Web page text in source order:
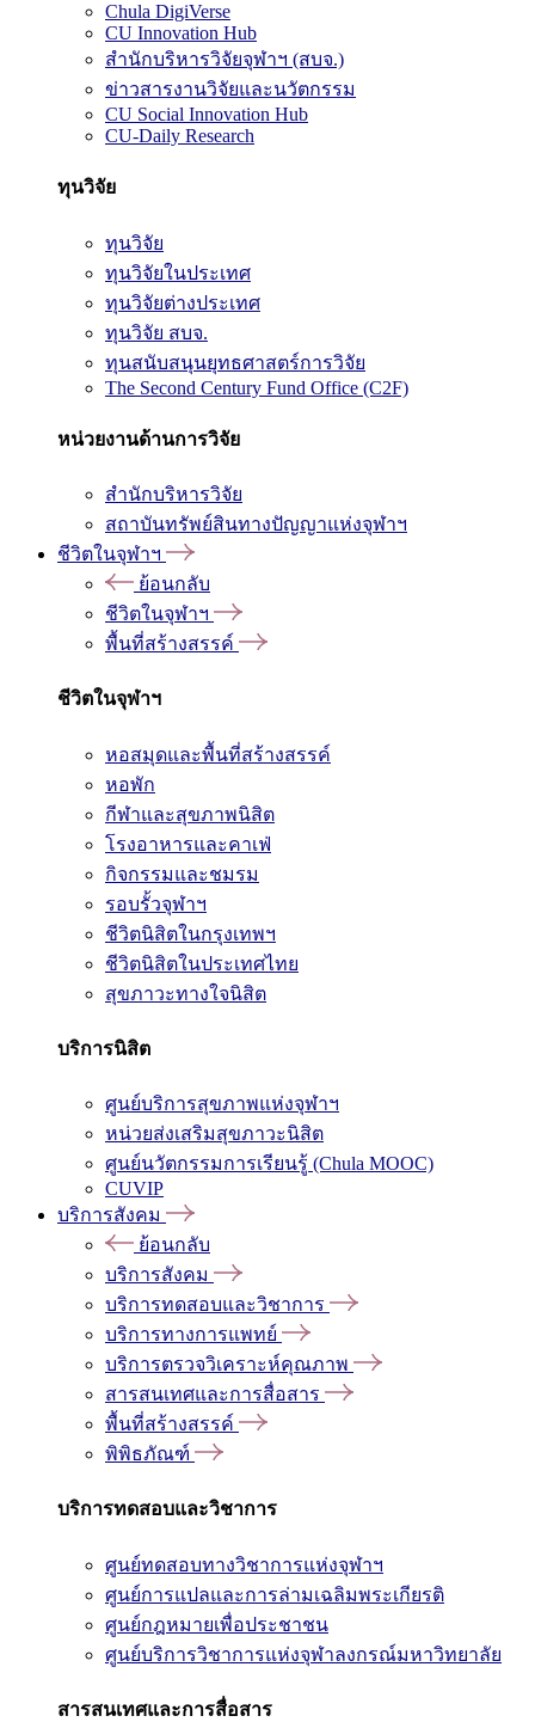
Chula DigiVerse
CU Innovation Hub
สำนักบริหารวิจัยจุฬาฯ (สบจ.)
ข่าวสารงานวิจัยและนวัตกรรม
CU Social Innovation Hub
CU-Daily Research
ทุนวิจัย
ทุนวิจัย
ทุนวิจัยในประเทศ
ทุนวิจัยต่างประเทศ
ทุนวิจัย สบจ.
ทุนสนับสนุนยุทธศาสตร์การวิจัย
The Second Century Fund Office (C2F)
หน่วยงานด้านการวิจัย
สำนักบริหารวิจัย
สถาบันทรัพย์สินทางปัญญาแห่งจุฬาฯ
ชีวิตในจุฬาฯ
ย้อนกลับ
ชีวิตในจุฬาฯ
พื้นที่สร้างสรรค์
ชีวิตในจุฬาฯ
หอสมุดและพื้นที่สร้างสรรค์
หอพัก
กีฬาและสุขภาพนิสิต
โรงอาหารและคาเฟ่
กิจกรรมและชมรม
รอบรั้วจุฬาฯ
ชีวิตนิสิตในกรุงเทพฯ
ชีวิตนิสิตในประเทศไทย
สุขภาวะทางใจนิสิต
บริการนิสิต
ศูนย์บริการสุขภาพแห่งจุฬาฯ
หน่วยส่งเสริมสุขภาวะนิสิต
ศูนย์นวัตกรรมการเรียนรู้ (Chula MOOC)
CUVIP
บริการสังคม
ย้อนกลับ
บริการสังคม
บริการทดสอบและวิชาการ
บริการทางการแพทย์
บริการตรวจวิเคราะห์คุณภาพ
สารสนเทศและการสื่อสาร
พื้นที่สร้างสรรค์
พิพิธภัณฑ์
บริการทดสอบและวิชาการ
ศูนย์ทดสอบทางวิชาการแห่งจุฬาฯ
ศูนย์การแปลและการล่ามเฉลิมพระเกียรติ
ศูนย์กฎหมายเพื่อประชาชน
ศูนย์บริการวิชาการแห่งจุฬาลงกรณ์มหาวิทยาลัย
สารสนเทศและการสื่อสาร